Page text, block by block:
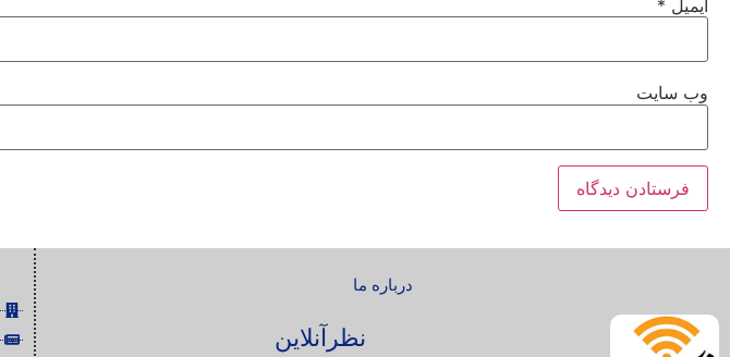
ایمیل *
وب‌ سایت
درباره ما
نظرآنلاین